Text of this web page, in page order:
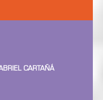
CARTAÑÁ